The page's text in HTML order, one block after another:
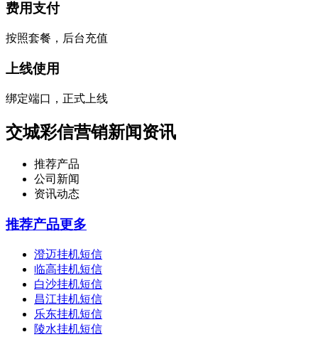
费用支付
按照套餐，后台充值
上线使用
绑定端口，正式上线
交城彩信营销新闻资讯
推荐产品
公司新闻
资讯动态
推荐产品更多
澄迈挂机短信
临高挂机短信
白沙挂机短信
昌江挂机短信
乐东挂机短信
陵水挂机短信